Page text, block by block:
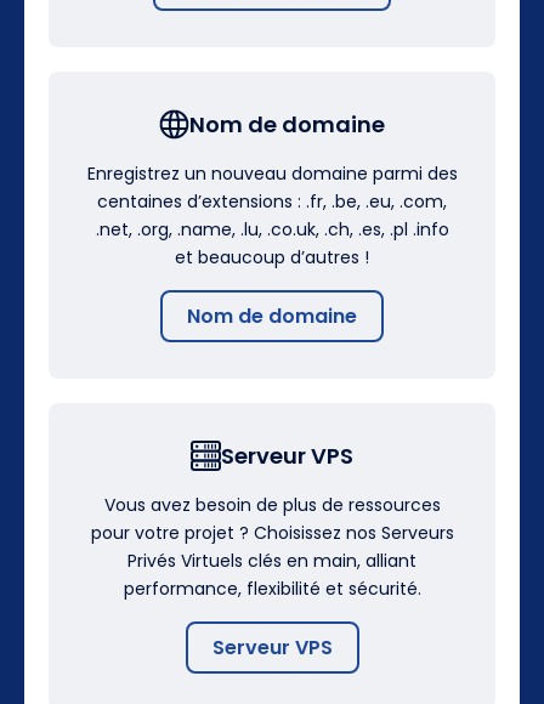
Nom de domaine
Enregistrez un nouveau domaine parmi des
centaines d’extensions : .fr, .be, .eu, .com,
.net, .org, .name, .lu, .co.uk, .ch, .es, .pl .info
et beaucoup d’autres !
Nom de domaine
Serveur VPS
Vous avez besoin de plus de ressources
pour votre projet ? Choisissez nos Serveurs
Privés Virtuels clés en main, alliant
performance, flexibilité et sécurité.
Serveur VPS